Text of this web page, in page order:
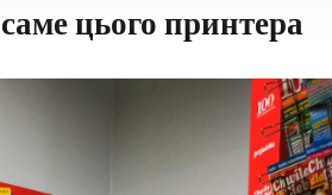
цього принтера